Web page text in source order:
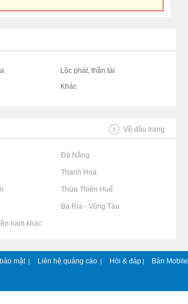
Lộc phát, thần tài
Khác
Về đầu trang
Rao vặt tại Đà Nẵng
Rao vặt tại Thanh Hoá
Rao vặt tại Thừa Thiên Huế
Rao vặt tại Bà Rịa - Vũng Tàu
nam khác
mật | Liên hệ quảng cáo | Hỏi & đáp | Bản Mobile